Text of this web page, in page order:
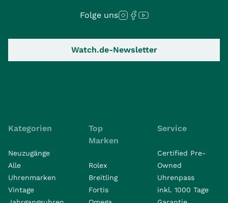
Folge uns
Watch.de-Newsletter
Kategorien
Neuzugänge
Alle
Uhrenmarken
Vintage
Top
Marken
Rolex
Breitling
Fortis
Service
Certified Pre-
Owned
Uhrenpass
inkl. 1000 Tage